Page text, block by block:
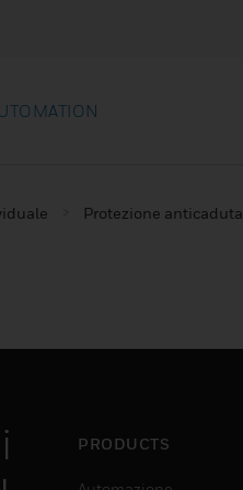
Protezione anticaduta
PRODUCTS